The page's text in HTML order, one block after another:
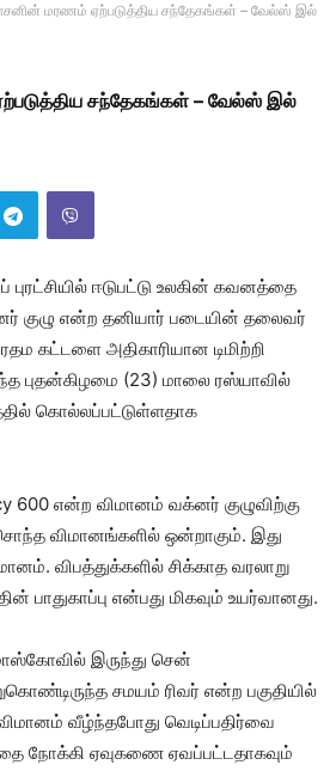
மரணம் ஏற்படுத்திய சந்தேகங்கள் – வேல்ஸ் இல்
சந்தேகங்கள் – வேல்ஸ் இல்
ஈடுபட்டு உலகின் கவனத்தை
குழு என்ற தனியார் படையின் தலைவர்
கட்டளை அதிகாரியான டிமிற்றி
புதன்கிழமை (23) மாலை ரஸ்யாவில்
கொல்லப்பட்டுள்ளதாக
600 என்ற விமானம் வக்னர் குழுவிற்கு
விமானங்களில் ஒன்றாகும். இது
விபத்துக்களில் சிக்காத வரலாறு
என்பது மிகவும் உயர்வானது.
இருந்து சென்
சமயம் ரிவர் என்ற பகுதியில்
வீழ்ந்தபோது வெடிப்பதிர்வை
நோக்கி ஏவுகணை ஏவப்பட்டதாகவும்